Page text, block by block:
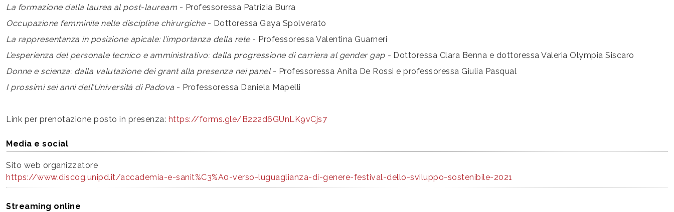
La formazione dalla laurea al post-lauream - Professoressa Patrizia Burra
Occupazione femminile nelle discipline chirurgiche- Dottoressa Gaya Spolverato
La rappresentanza in posizione apicale: l’importanza della rete- Professoressa Valentina Guarneri
L’esperienza del personale tecnico e amministrativo: dalla progressione di carriera al gender gap - Dottoressa Clara Benna e dottoressa Valeria Olympia Siscaro
Donne e scienza: dalla valutazione dei grant alla presenza nei panel- Professoressa Anita De Rossi e professoressa Giulia Pasqual
I prossimi sei anni dell’Università di Padova - Professoressa Daniela Mapelli
Link per prenotazione posto in presenza: https://forms.gle/B222d6GUnLK9vCjs7
Media e social
Sito web organizzatore
https://www.discog.unipd.it/accademia-e-sanit%C3%A0-verso-luguaglianza-di-genere-festival-dello-sviluppo-sostenibile-2021
Streaming online